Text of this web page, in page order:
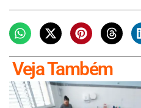
Veja Também